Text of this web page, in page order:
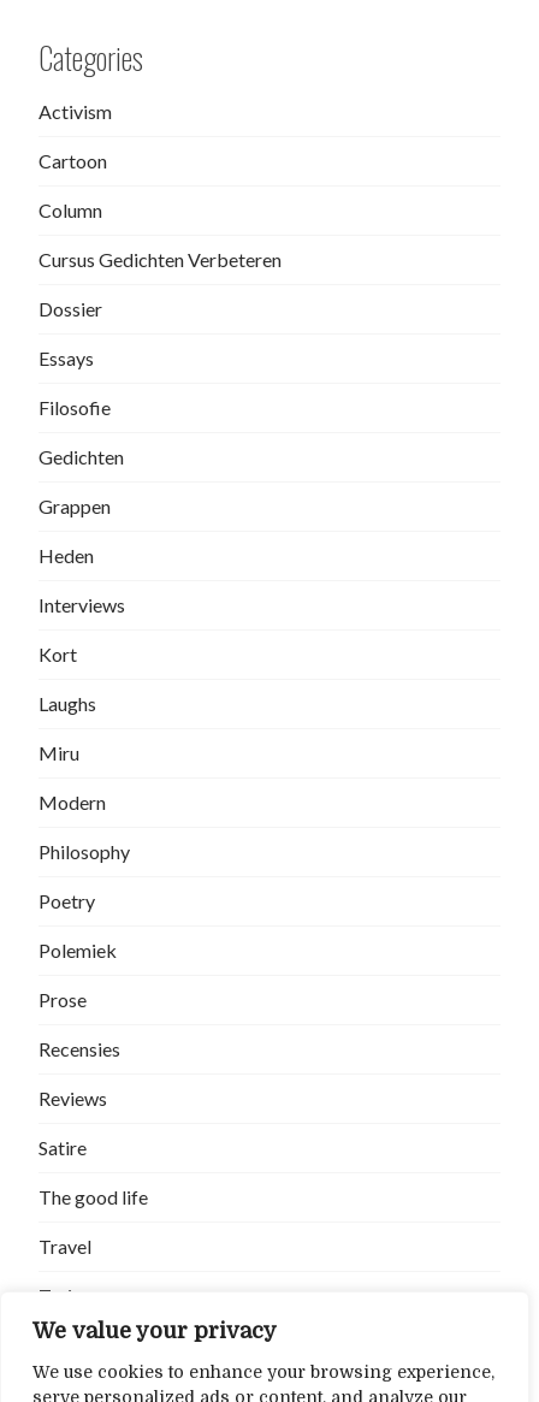
We value your privacy
We use cookies to enhance your browsing experience,
serve personalized ads or content, and analyze our
Categories
Activism
Cartoon
Column
Cursus Gedichten Verbeteren
Dossier
Essays
Filosofie
Gedichten
Grappen
Heden
Interviews
Kort
Laughs
Miru
Modern
Philosophy
Poetry
Polemiek
Prose
Recensies
Reviews
Satire
The good life
Travel
Trein
Uncategorized
Verhalen